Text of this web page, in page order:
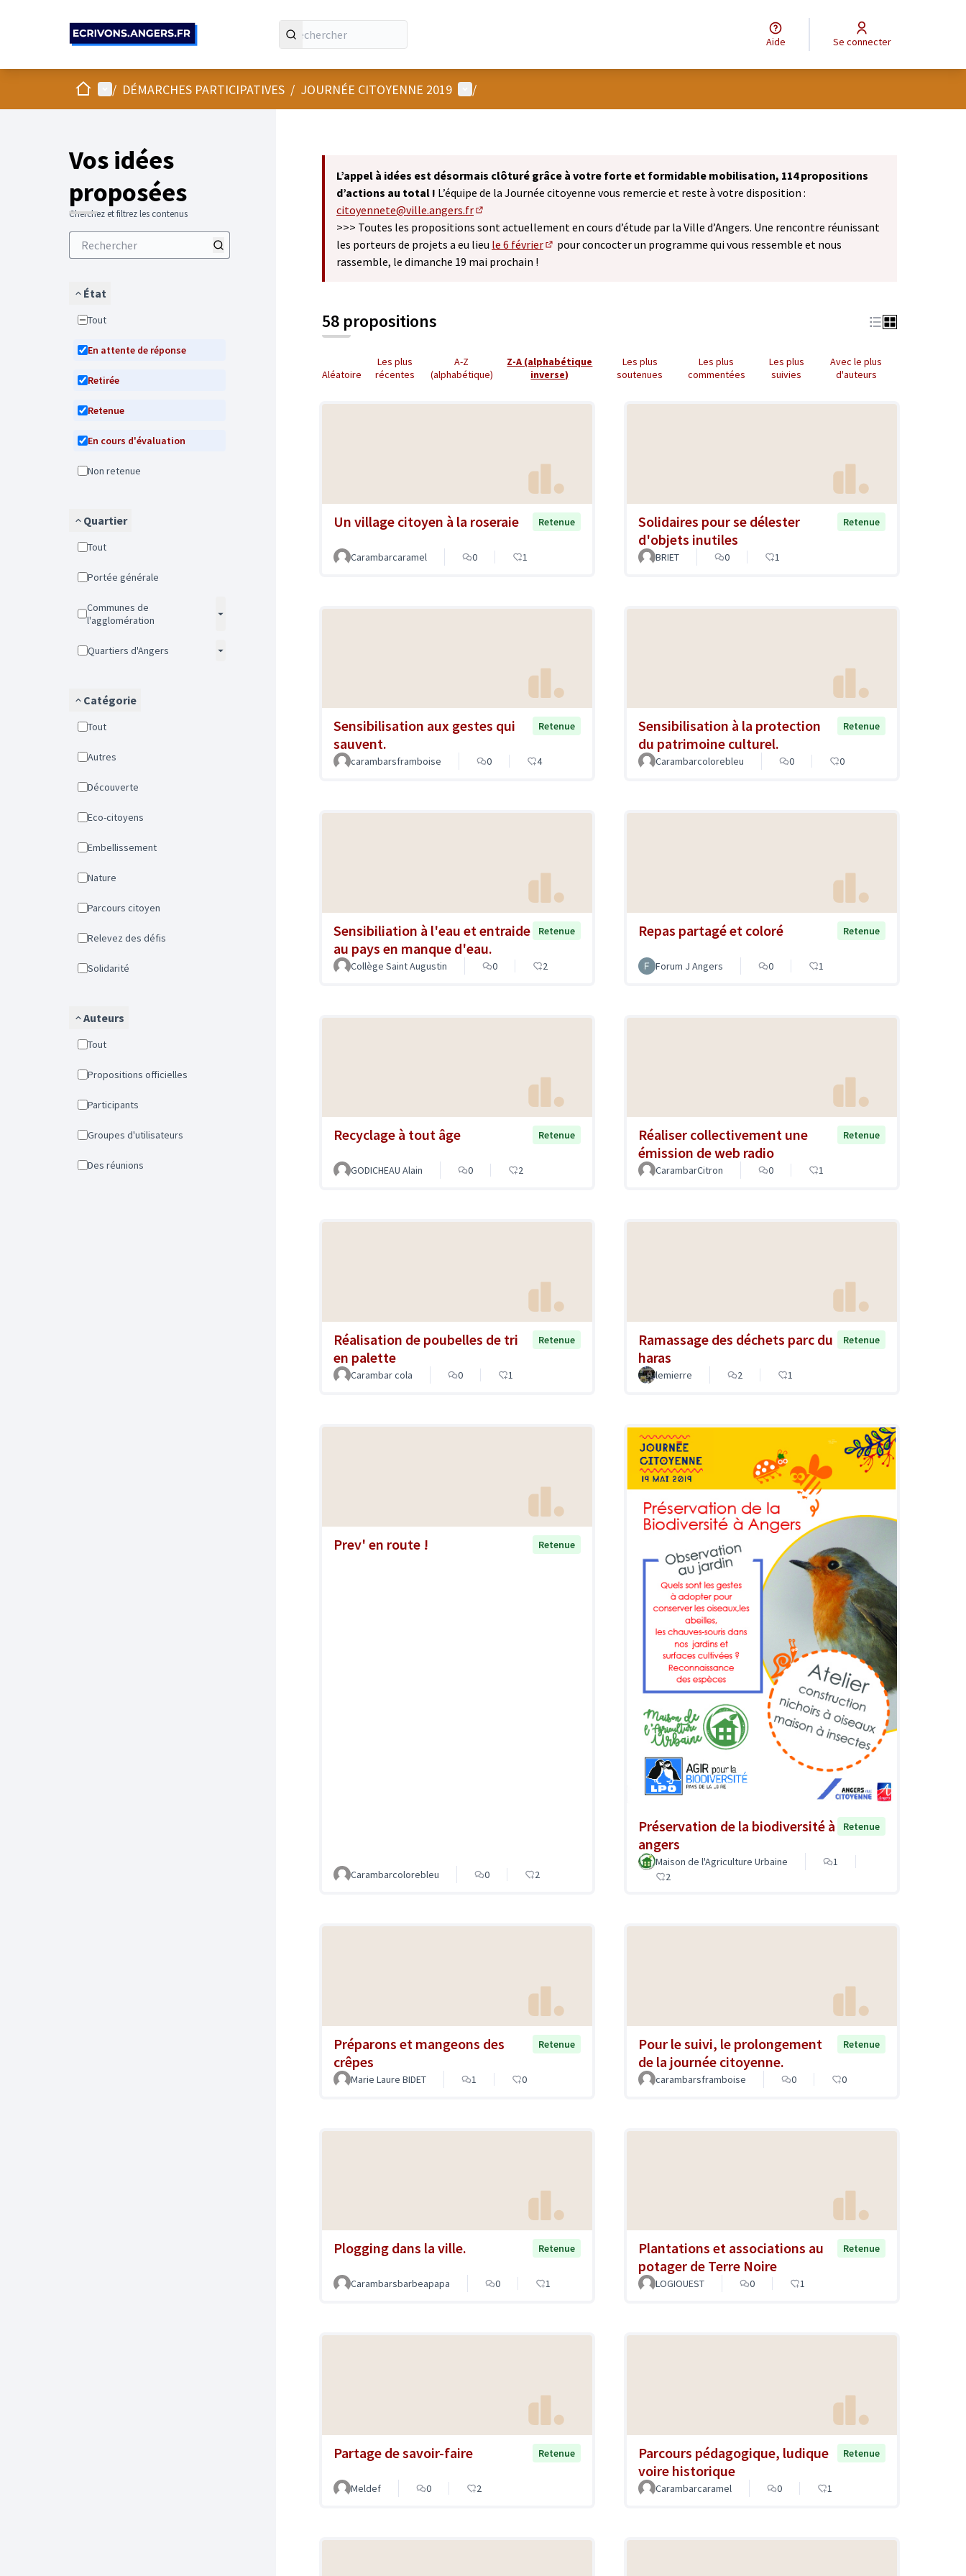
Aide Se connecter
AccueilMenu principal
/ DÉMARCHES PARTICIPATIVES / JOURNÉE CITOYENNE 2019 Menu utilisateur
/
Vos idées
proposées
Cherchez et filtrez les contenus
État
Tout
En attente de réponse
Retirée
Retenue
En cours d'évaluation
Non retenue
Quartier
Tout
Portée générale
Communes de
l'agglomération
Quartiers d'Angers
Catégorie
Tout
Autres
Découverte
Eco-citoyens
Embellissement
Nature
Parcours citoyen
Relevez des défis
Solidarité
Auteurs
Tout
Propositions officielles
Participants
Groupes d'utilisateurs
Des réunions
L’appel à idées est désormais clôturé grâce à votre forte et formidable mobilisation, 114 propositions
d’actions au total ! L’équipe de la Journée citoyenne vous remercie et reste à votre disposition :
citoyennete@ville.angers.fr
(S'ouvre dans un nouvel onglet)
>>> Toutes les propositions sont actuellement en cours d’étude par la Ville d’Angers. Une rencontre réunissant
les porteurs de projets a eu lieu le 6 février
pour concocter un programme qui vous ressemble et nous
rassemble, le dimanche 19 mai prochain !
58 propositions
Aléatoire
Les plus
récentes
A-Z
(alphabétique)
Z-A (alphabétique
inverse)
Les plus
soutenues
Les plus
commentées
Les plus
suivies
Avec le plus
d'auteurs
Un village citoyen à la roseraie Retenue
Carambarcaramel 0 1
Solidaires pour se délester
d'objets inutiles
Retenue
BRIET 0 1
Sensibilisation aux gestes qui
sauvent.
Retenue
carambarsframboise 0 4
Sensibilisation à la protection
du patrimoine culturel.
Retenue
Carambarcolorebleu 0 0
Sensibiliation à l'eau et entraide
au pays en manque d'eau.
Retenue
Collège Saint Augustin 0 2
Repas partagé et coloré Retenue
Forum J Angers 0 1
Recyclage à tout âge Retenue
GODICHEAU Alain 0 2
Réaliser collectivement une
émission de web radio
Retenue
CarambarCitron 0 1
Réalisation de poubelles de tri
en palette
Retenue
Carambar cola 0 1
Ramassage des déchets parc du
haras
Retenue
lemierre 2 1
Prev' en route ! Retenue
Carambarcolorebleu 0 2
Préservation de la biodiversité à
angers
Retenue
Maison de l'Agriculture Urbaine
1
2
Préparons et mangeons des
crêpes
Retenue
Marie Laure BIDET 1 0
Pour le suivi, le prolongement
de la journée citoyenne.
Retenue
carambarsframboise 0 0
Plogging dans la ville. Retenue
Carambarsbarbeapapa 0 1
Plantations et associations au
potager de Terre Noire
Retenue
LOGIOUEST 0 1
Partage de savoir-faire Retenue
Meldef 0 2
Parcours pédagogique, ludique
voire historique
Retenue
Carambarcaramel 0 1